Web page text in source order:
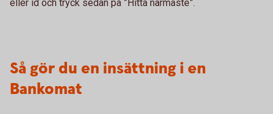
eller id och tryck sedan på ”Hitta närmaste”.
Så gör du en insättning i en
Bankomat